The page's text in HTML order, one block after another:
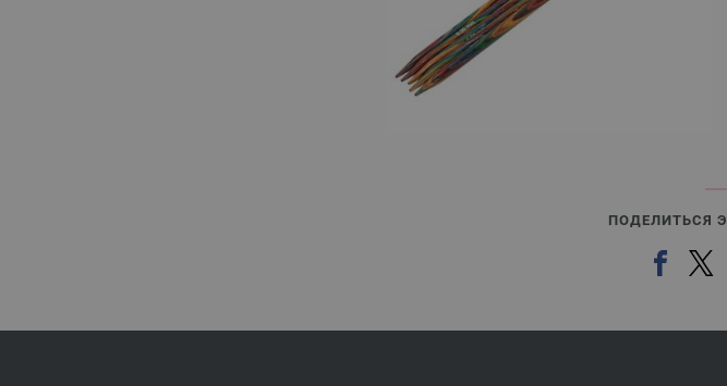
ПОДЕЛИТЬСЯ